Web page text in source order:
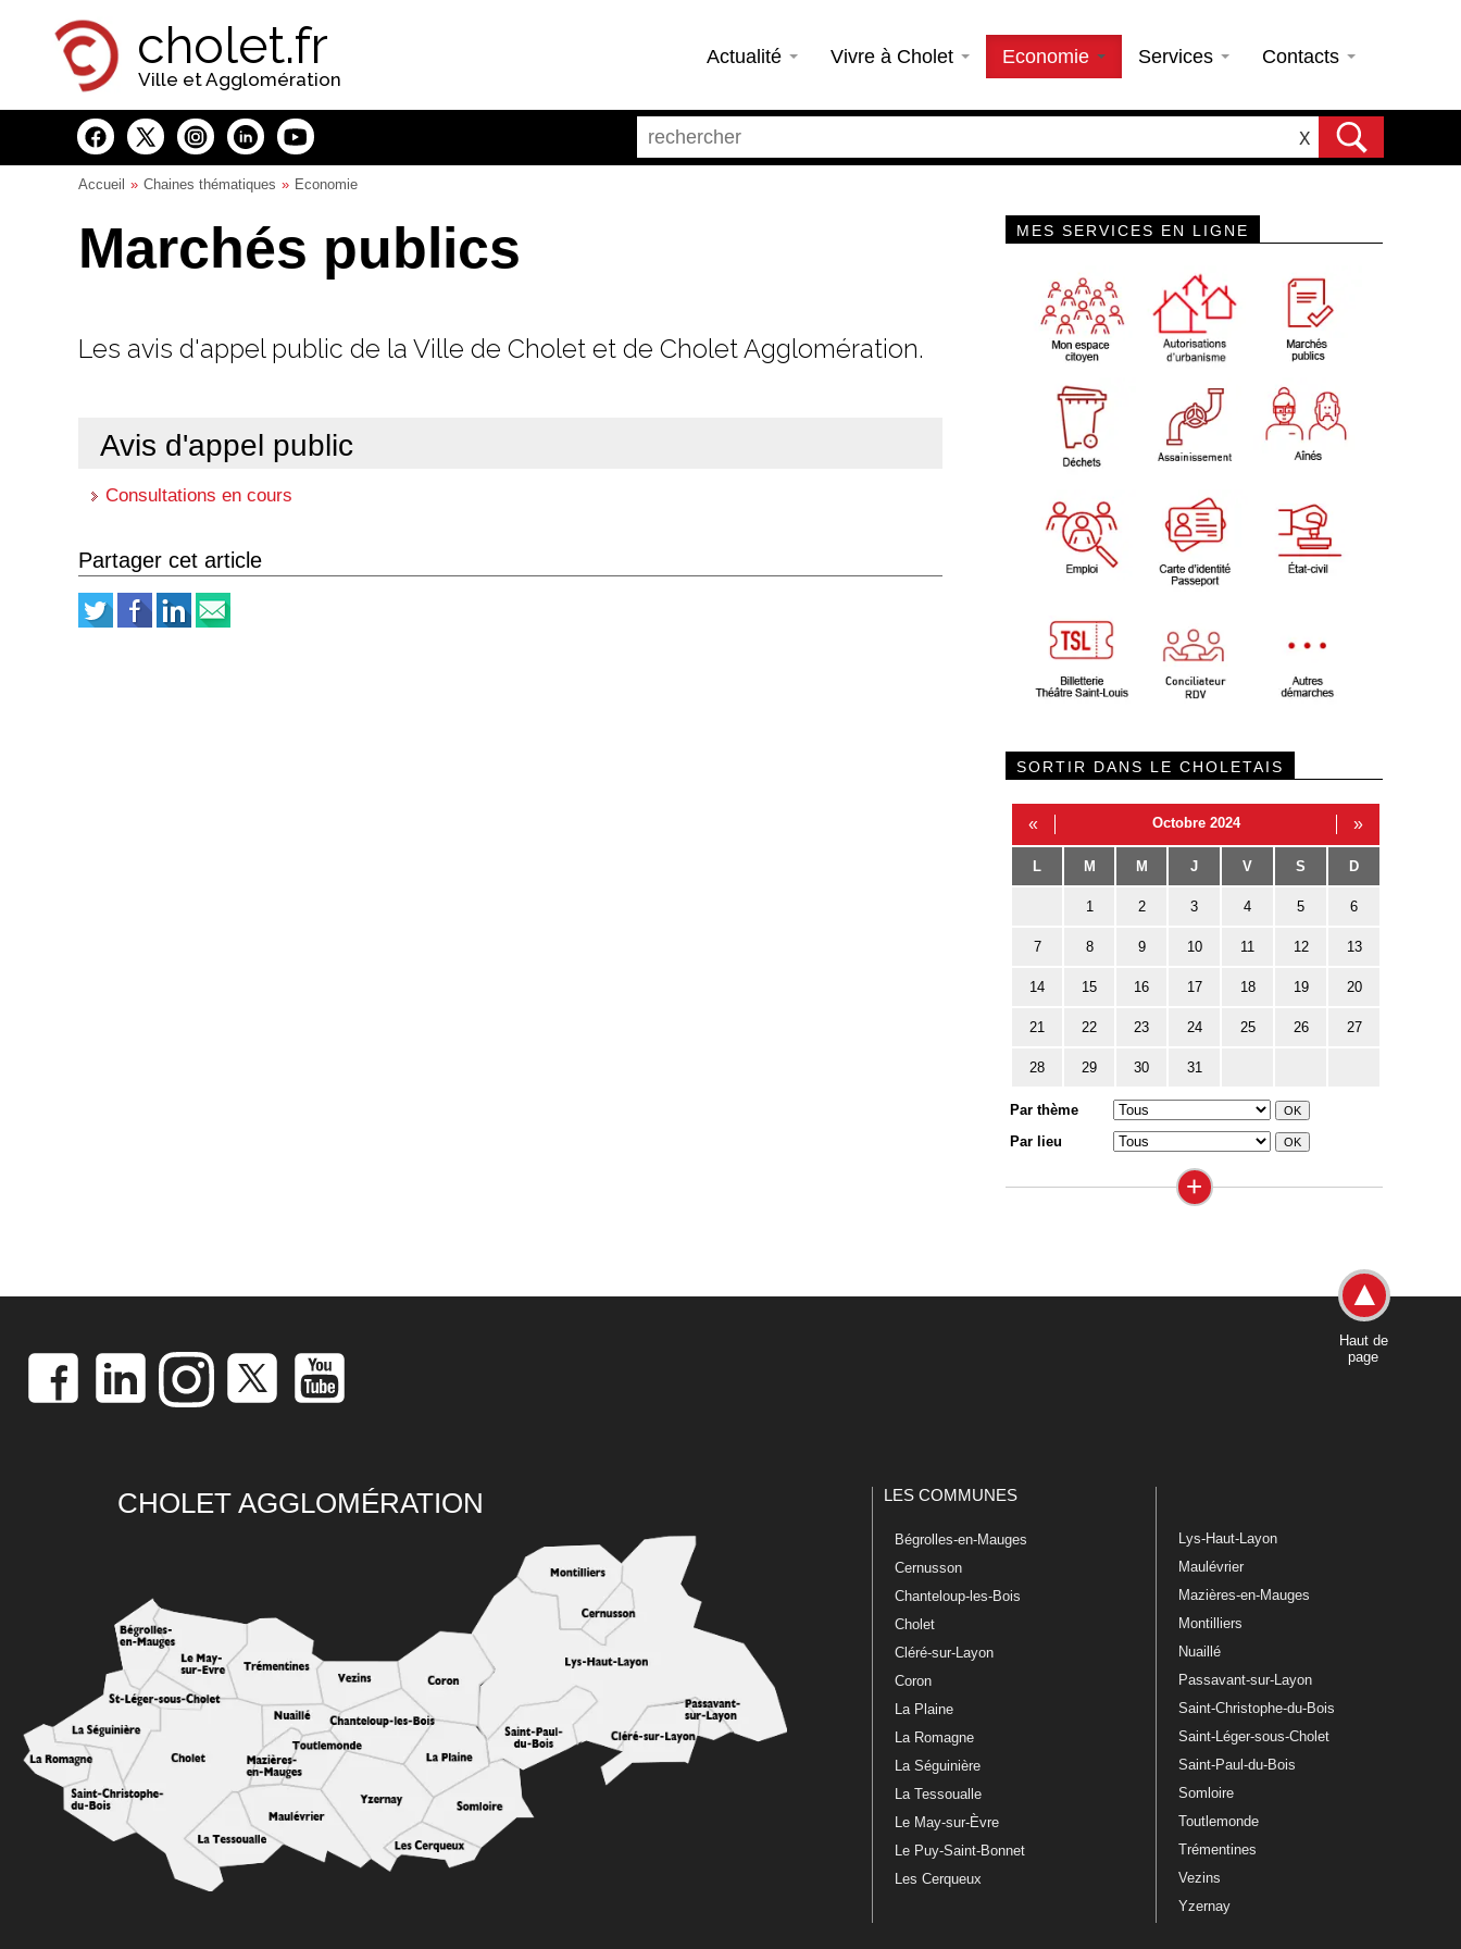
cholet.fr
Ville et Agglomération
Actualité Vivre à Cholet Economie Services Contacts
X
Accueil Chaines thématiques Economie
Marchés publics
Les avis d'appel public de la Ville de Cholet et de Cholet Agglomération.
Avis d'appel public
Consultations en cours
Partager cet article
MES SERVICES EN LIGNE
SORTIR DANS LE CHOLETAIS
« Octobre 2024 »
L M M J V S D
1 2 3 4 5 6
7 8 9 10 11 12 13
14 15 16 17 18 19 20
21 22 23 24 25 26 27
28 29 30 31
Par thème
Par lieu
+
Haut de
page
CHOLET AGGLOMÉRATION LES COMMUNES
Bégrolles-en-Mauges
Cernusson
Chanteloup-les-Bois
Cholet
Cléré-sur-Layon
Coron
La Plaine
La Romagne
La Séguinière
La Tessoualle
Le May-sur-Èvre
Le Puy-Saint-Bonnet
Les Cerqueux
Lys-Haut-Layon
Maulévrier
Mazières-en-Mauges
Montilliers
Nuaillé
Passavant-sur-Layon
Saint-Christophe-du-Bois
Saint-Léger-sous-Cholet
Saint-Paul-du-Bois
Somloire
Toutlemonde
Trémentines
Vezins
Yzernay